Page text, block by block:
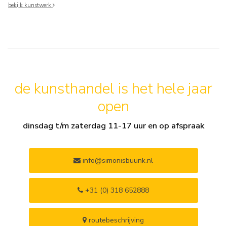
bekijk kunstwerk
de kunsthandel is het hele jaar
open
dinsdag t/m zaterdag 11-17 uur en op afspraak
info@simonisbuunk.nl
+31 (0) 318 652888
routebeschrijving